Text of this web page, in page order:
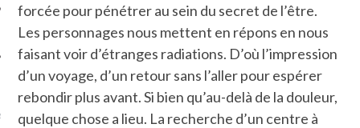
CARAVELLE
CARAVELLE
forcée pour pénétrer au sein du secret de l’être.
Les personnages nous mettent en répons en nous
faisant voir d’étranges radiations. D’où l’impression
d’un voyage, d’un retour sans l’aller pour espérer
rebondir plus avant. Si bien qu’au-delà de la douleur,
quelque chose a lieu. La recherche d’un centre à